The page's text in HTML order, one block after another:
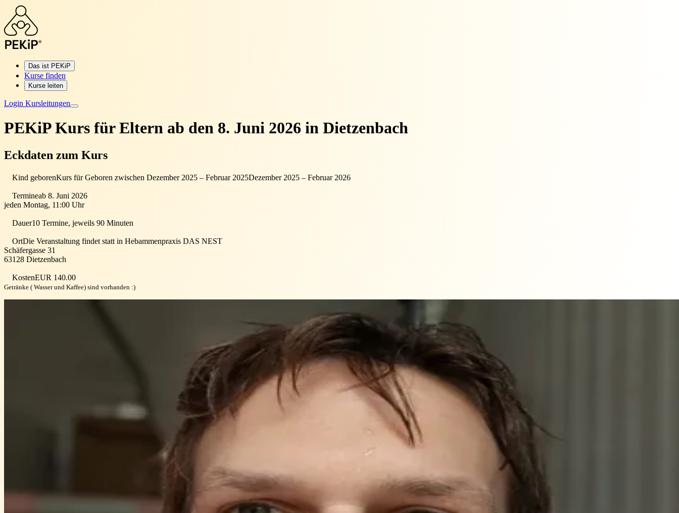
Das ist PEKiP
Kurse finden
Kurse leiten
Login Kursleitungen
PEKiP Kurs für Eltern ab den 8. Juni 2026 in Dietzenbach
Eckdaten zum Kurs
Kind geborenKurs für Geboren zwischen Dezember 2025 – Februar 2025Dezember 2025 – Februar 2026
Termineab 8. Juni 2026
jeden Montag, 11:00 Uhr
Dauer10 Termine, jeweils 90 Minuten
OrtDie Veranstaltung findet statt in Hebammenpraxis DAS NEST
Schäfergasse 31
63128 Dietzenbach
KostenEUR 140.00
Getränke ( Wasser und Kaffee) sind vorhanden :)